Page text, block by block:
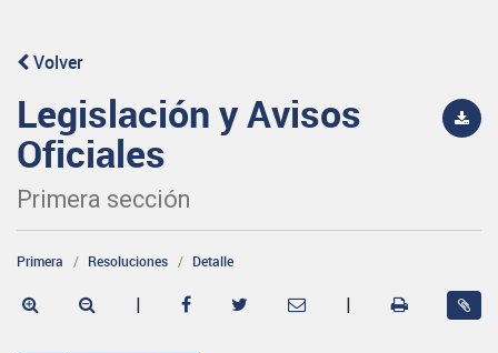
Volver
Legislación y Avisos
Oficiales
Primera sección
Primera Resoluciones Detalle
| |